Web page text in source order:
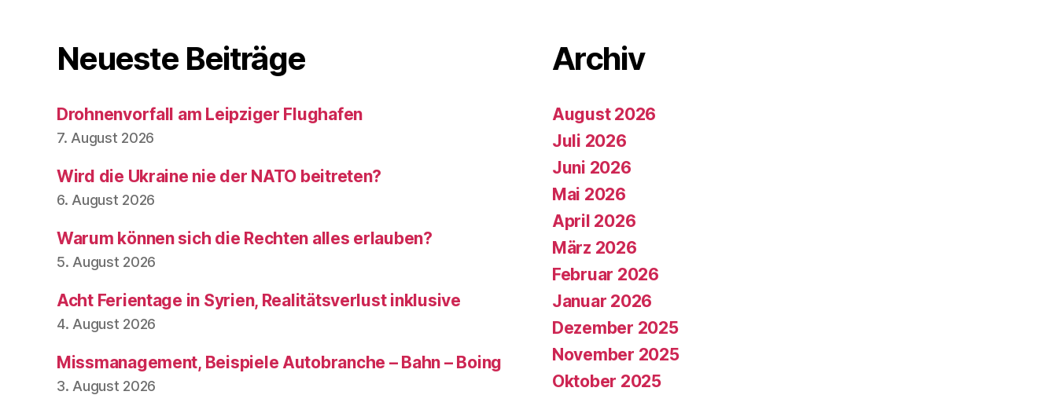
Neueste Beiträge
Drohnenvorfall am Leipziger Flughafen
7. August 2026
Wird die Ukraine nie der NATO beitreten?
6. August 2026
Warum können sich die Rechten alles erlauben?
5. August 2026
Acht Ferientage in Syrien, Realitätsverlust inklusive
4. August 2026
Missmanagement, Beispiele Autobranche – Bahn – Boing
3. August 2026
Archiv
August 2026
Juli 2026
Juni 2026
Mai 2026
April 2026
März 2026
Februar 2026
Januar 2026
Dezember 2025
November 2025
Oktober 2025